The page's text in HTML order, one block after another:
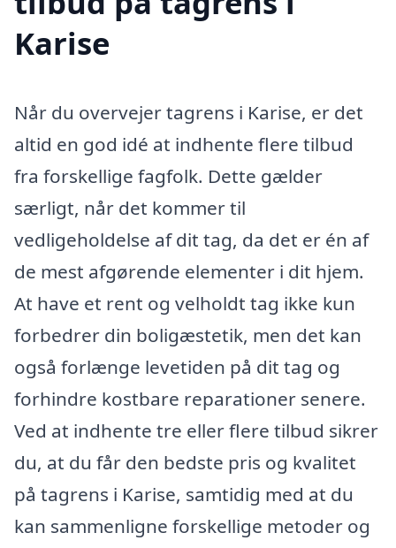
Karise
Når du overvejer tagrens i Karise, er det
altid en god idé at indhente flere tilbud
fra forskellige fagfolk. Dette gælder
særligt, når det kommer til
vedligeholdelse af dit tag, da det er én af
de mest afgørende elementer i dit hjem.
At have et rent og velholdt tag ikke kun
forbedrer din boligæstetik, men det kan
også forlænge levetiden på dit tag og
forhindre kostbare reparationer senere.
Ved at indhente tre eller flere tilbud sikrer
du, at du får den bedste pris og kvalitet
på tagrens i Karise, samtidig med at du
kan sammenligne forskellige metoder og